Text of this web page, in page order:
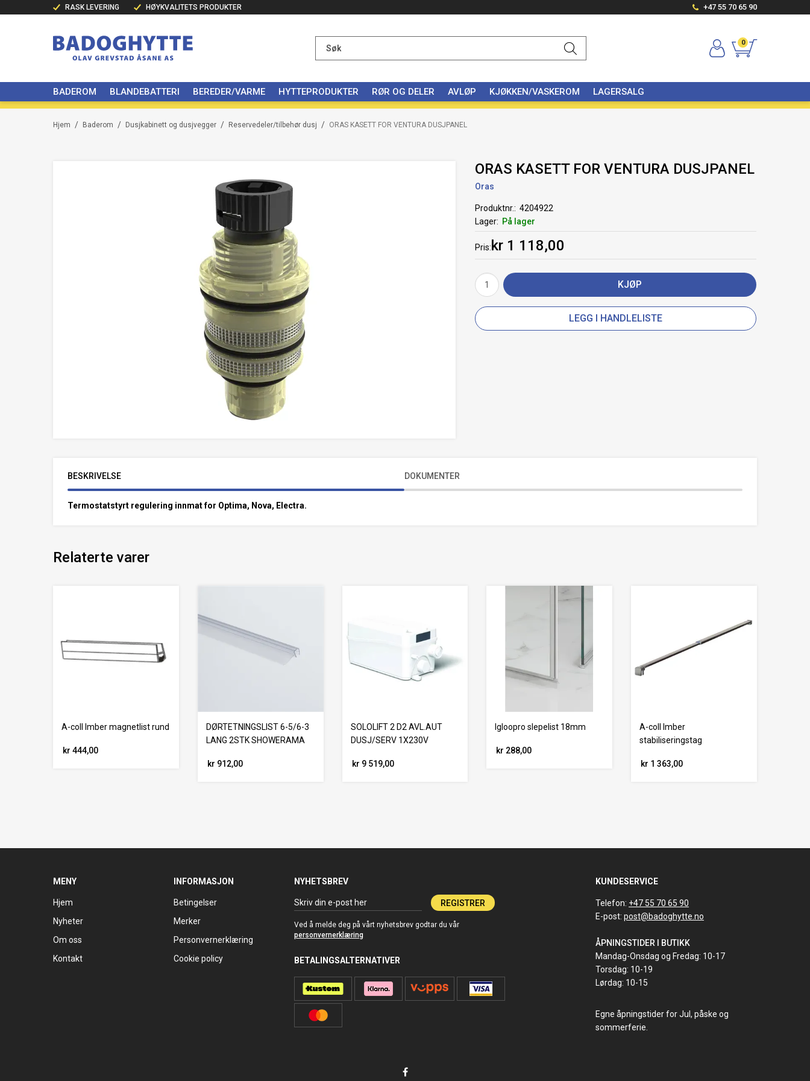
RASK LEVERING HØYKVALITETS PRODUKTER +47 55 70 65 90
0
BADEROM BLANDEBATTERI BEREDER/VARME HYTTEPRODUKTER RØR OG DELER AVLØP KJØKKEN/VASKEROM LAGERSALG
/
Hjem /
Baderom /
Dusjkabinett og dusjvegger /
Reservedeler/tilbehør dusj ORAS KASETT FOR VENTURA DUSJPANEL
ORAS KASETT FOR VENTURA DUSJPANEL
Oras
Produktnr.
4204922
Lager
På lager
Pris kr 1 118,00
KJØP
LEGG I HANDLELISTE
BESKRIVELSE DOKUMENTER
Termostatstyrt regulering innmat for Optima, Nova, Electra.
Relaterte varer
A-coll Imber magnetlist rund
kr 444,00
DØRTETNINGSLIST 6-5/6-3
LANG 2STK SHOWERAMA
kr 912,00
SOLOLIFT 2 D2 AVL.AUT
DUSJ/SERV 1X230V
kr 9 519,00
Igloopro slepelist 18mm
kr 288,00
A-coll Imber
stabiliseringstag
kr 1 363,00
MENY
Hjem
Nyheter
Om oss
Kontakt
INFORMASJON
Betingelser
Merker
Personvernerklæring
Cookie policy
NYHETSBREV
REGISTRER
Ved å melde deg på vårt nyhetsbrev godtar du vår
personvernerklæring
BETALINGSALTERNATIVER
KUNDESERVICE
Telefon: +47 55 70 65 90
E-post: post@badoghytte.no
ÅPNINGSTIDER I BUTIKK
Mandag-Onsdag og Fredag: 10-17
Torsdag: 10-19
Lørdag: 10-15
Egne åpningstider for Jul, påske og
sommerferie.